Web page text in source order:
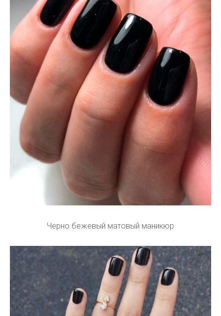
Черно бежевый матовый маникюр